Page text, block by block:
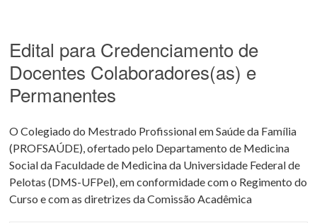
Edital para Credenciamento de
Docentes Colaboradores(as) e
Permanentes
O Colegiado do Mestrado Profissional em Saúde da Família
(PROFSAÚDE), ofertado pelo Departamento de Medicina
Social da Faculdade de Medicina da Universidade Federal de
Pelotas (DMS-UFPel), em conformidade com o Regimento do
Curso e com as diretrizes da Comissão Acadêmica